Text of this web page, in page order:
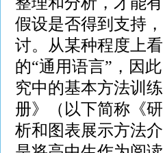
假设是否得到支持
讨。从某种程度上
的“通用语言”，因
究中的基本方法训
册》（以下简称《
析和图表展示方法